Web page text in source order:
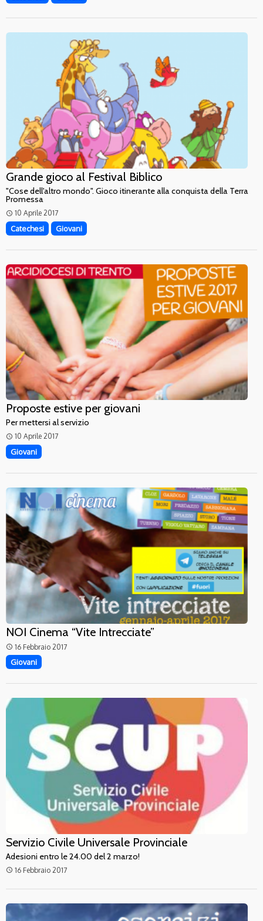
Grande gioco al Festival Biblico
"Cose dell'altro mondo". Gioco itinerante alla conquista della Terra
Promessa
access_time 10 Aprile 2017
Catechesi Giovani
Proposte estive per giovani
Per mettersi al servizio
access_time 10 Aprile 2017
Giovani
NOI Cinema “Vite Intrecciate”
access_time 16 Febbraio 2017
Giovani
Servizio Civile Universale Provinciale
Adesioni entro le 24.00 del 2 marzo!
access_time 16 Febbraio 2017